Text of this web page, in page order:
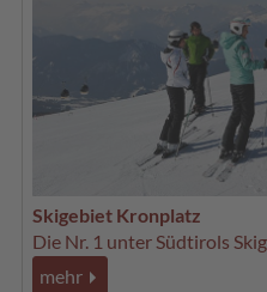
Skigebiet Kronplatz
Die Nr. 1 unter Südtirols
mehr